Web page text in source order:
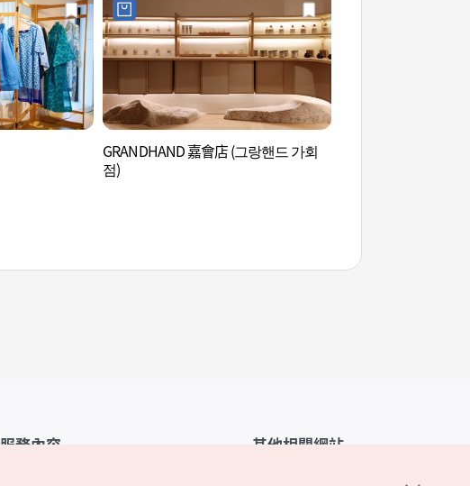
GRANDHAND 嘉會店 (그랑핸드 가회
점)
服務內容 其他相關網站